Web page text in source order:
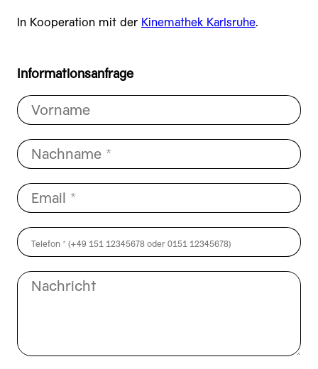
In Kooperation mit der Kinemathek Karlsruhe.
Informationsanfrage